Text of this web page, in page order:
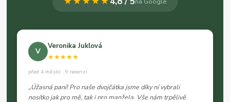
V
Veronika Juklová
★★★★★
před 4 měsíci · 9 recenzí
„Úžasná paní! Pro naše dvojčátka jsme díky ní vybrali
nosítko jak pro mě, tak i pro manžela. Vše nám trpělivě